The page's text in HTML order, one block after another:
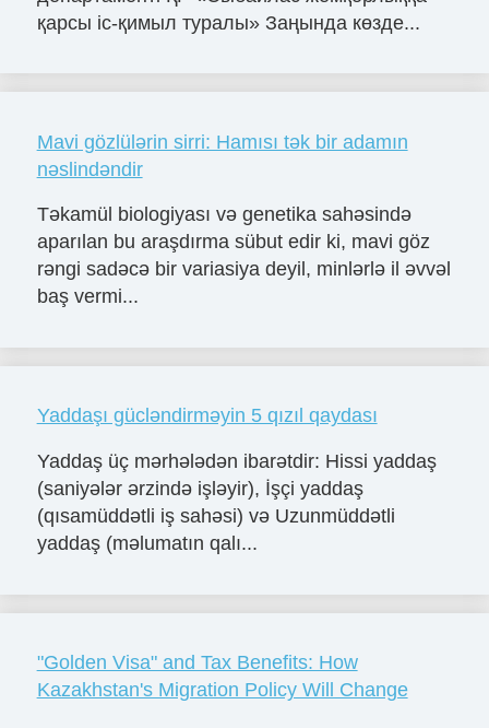
қарсы іс-қимыл туралы» Заңында көзде...
Mavi gözlülərin sirri: Hamısı tək bir adamın
nəslindəndir
Təkamül biologiyası və genetika sahəsində
aparılan bu araşdırma sübut edir ki, mavi göz
rəngi sadəcə bir variasiya deyil, minlərlə il əvvəl
baş vermi...
Yaddaşı gücləndirməyin 5 qızıl qaydası
Yaddaş üç mərhələdən ibarətdir: Hissi yaddaş
(saniyələr ərzində işləyir), İşçi yaddaş
(qısamüddətli iş sahəsi) və Uzunmüddətli
yaddaş (məlumatın qalı...
"Golden Visa" and Tax Benefits: How
Kazakhstan's Migration Policy Will Change